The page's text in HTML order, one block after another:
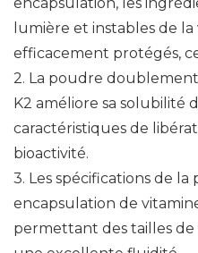
lumière et instables de
efficacement protégés,
2. La poudre
K2 améliore sa solubilité
caractéristiques de
bioactivité.
3. Les spécifications de
encapsulation de
permettant des tailles